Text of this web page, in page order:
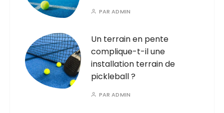
PARADMIN
Un terrain en pente
complique-t-il une
installation terrain de
pickleball ?
PARADMIN